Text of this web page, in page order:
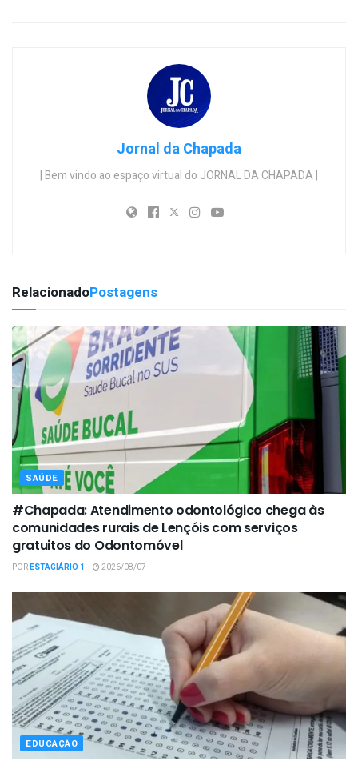
Jornal da Chapada
| Bem vindo ao espaço virtual do JORNAL DA CHAPADA |
RelacionadoPostagens
SAÚDE
#Chapada: Atendimento odontológico chega às
comunidades rurais de Lençóis com serviços
gratuitos do Odontomóvel
PORESTAGIÁRIO 1 2026/08/07
EDUCAÇÃO